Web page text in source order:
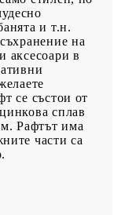
и т.н.
на
аксесоари в
се състои от
сплав
Рафтът има
части са